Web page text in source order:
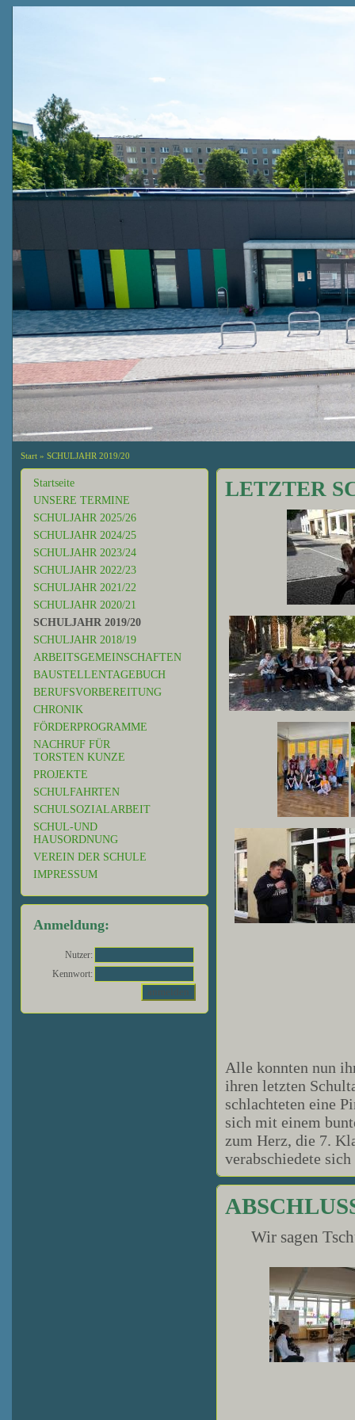
Start» SCHULJAHR 2019/20
Startseite
UNSERE TERMINE
SCHULJAHR 2025/26
SCHULJAHR 2024/25
SCHULJAHR 2023/24
SCHULJAHR 2022/23
SCHULJAHR 2021/22
SCHULJAHR 2020/21
SCHULJAHR 2019/20
SCHULJAHR 2018/19
ARBEITSGEMEINSCHAFTEN
BAUSTELLENTAGEBUCH
BERUFSVORBEREITUNG
CHRONIK
FÖRDERPROGRAMME
NACHRUF FÜR
TORSTEN KUNZE
PROJEKTE
SCHULFAHRTEN
SCHULSOZIALARBEIT
SCHUL-UND
HAUSORDNUNG
VEREIN DER SCHULE
IMPRESSUM
Anmeldung:
Nutzer:
Kennwort:
LETZTER
Alle konnten nun
ihren letzten
schlachteten eine
sich mit einem
zum Herz, die 7.
verabschiedete
Wir sagen